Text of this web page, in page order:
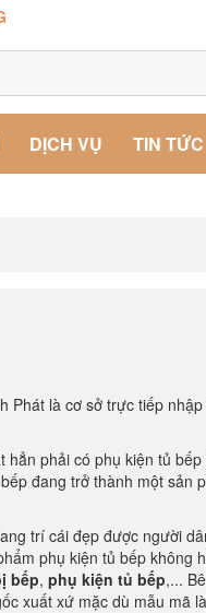
DỊCH VỤ TIN TỨC
Phát là cơ sở trực tiếp
hẳn phải có phụ kiện tủ
đang trở thành một sản
trí cái đẹp được người
phụ kiện tủ bếp không
bếp, phụ kiện tủ bếp,...
xuất xứ mặc dù mẫu mã